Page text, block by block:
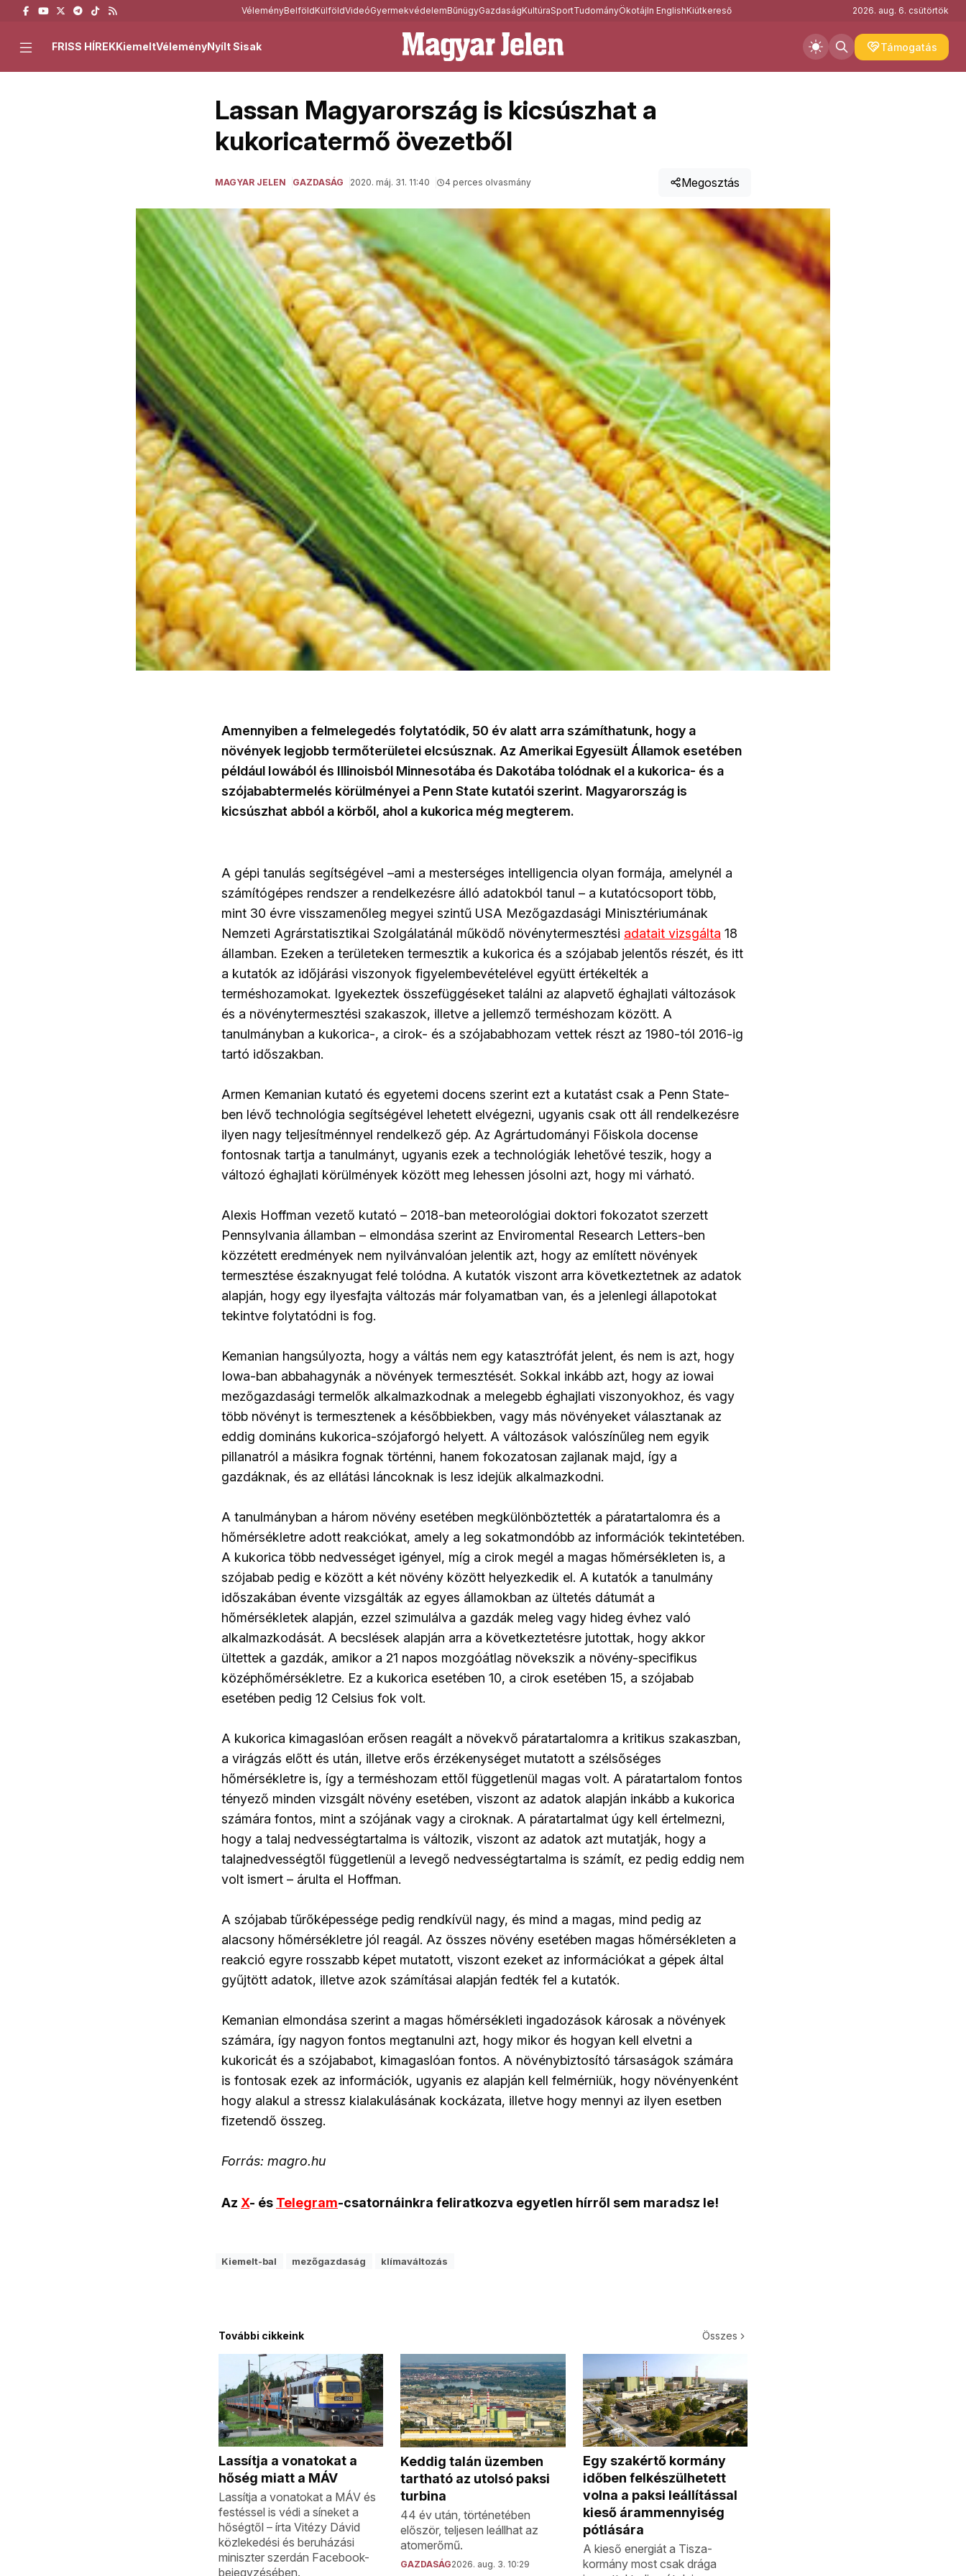
VéleményBelföldKülföldVideóGyermekvédelemBűnügyGazdaságKultúraSportTudományÖkotájIn EnglishKiútkereső 2026. aug. 6. csütörtök
Támogatás
FRISS HÍREKKiemeltVéleményNyílt Sisak
Lassan Magyarország is kicsúszhat a
kukoricatermő övezetből
MAGYAR JELEN GAZDASÁG 2020. máj. 31. 11:40 4 perces olvasmány Megosztás
Amennyiben a felmelegedés folytatódik, 50 év alatt arra számíthatunk, hogy a
növények legjobb termőterületei elcsúsznak. Az Amerikai Egyesült Államok esetében
például Iowából és Illinoisból Minnesotába és Dakotába tolódnak el a kukorica- és a
szójababtermelés körülményei a Penn State kutatói szerint. Magyarország is
kicsúszhat abból a körből, ahol a kukorica még megterem.
A gépi tanulás segítségével –ami a mesterséges intelligencia olyan formája, amelynél a
számítógépes rendszer a rendelkezésre álló adatokból tanul – a kutatócsoport több,
mint 30 évre visszamenőleg megyei szintű USA Mezőgazdasági Minisztériumának
Nemzeti Agrárstatisztikai Szolgálatánál működő növénytermesztési adatait vizsgálta 18
államban. Ezeken a területeken termesztik a kukorica és a szójabab jelentős részét, és itt
a kutatók az időjárási viszonyok figyelembevételével együtt értékelték a
terméshozamokat. Igyekeztek összefüggéseket találni az alapvető éghajlati változások
és a növénytermesztési szakaszok, illetve a jellemző terméshozam között. A
tanulmányban a kukorica-, a cirok- és a szójababhozam vettek részt az 1980-tól 2016-ig
tartó időszakban.
Armen Kemanian kutató és egyetemi docens szerint ezt a kutatást csak a Penn State-
ben lévő technológia segítségével lehetett elvégezni, ugyanis csak ott áll rendelkezésre
ilyen nagy teljesítménnyel rendelkező gép. Az Agrártudományi Főiskola docense
fontosnak tartja a tanulmányt, ugyanis ezek a technológiák lehetővé teszik, hogy a
változó éghajlati körülmények között meg lehessen jósolni azt, hogy mi várható.
Alexis Hoffman vezető kutató – 2018-ban meteorológiai doktori fokozatot szerzett
Pennsylvania államban – elmondása szerint az Enviromental Research Letters-ben
közzétett eredmények nem nyilvánvalóan jelentik azt, hogy az említett növények
termesztése északnyugat felé tolódna. A kutatók viszont arra következtetnek az adatok
alapján, hogy egy ilyesfajta változás már folyamatban van, és a jelenlegi állapotokat
tekintve folytatódni is fog.
Kemanian hangsúlyozta, hogy a váltás nem egy katasztrófát jelent, és nem is azt, hogy
Iowa-ban abbahagynák a növények termesztését. Sokkal inkább azt, hogy az iowai
mezőgazdasági termelők alkalmazkodnak a melegebb éghajlati viszonyokhoz, és vagy
több növényt is termesztenek a későbbiekben, vagy más növényeket választanak az
eddig domináns kukorica-szójaforgó helyett. A változások valószínűleg nem egyik
pillanatról a másikra fognak történni, hanem fokozatosan zajlanak majd, így a
gazdáknak, és az ellátási láncoknak is lesz idejük alkalmazkodni.
A tanulmányban a három növény esetében megkülönböztették a páratartalomra és a
hőmérsékletre adott reakciókat, amely a leg sokatmondóbb az információk tekintetében.
A kukorica több nedvességet igényel, míg a cirok megél a magas hőmérsékleten is, a
szójabab pedig e között a két növény között helyezkedik el. A kutatók a tanulmány
időszakában évente vizsgálták az egyes államokban az ültetés dátumát a
hőmérsékletek alapján, ezzel szimulálva a gazdák meleg vagy hideg évhez való
alkalmazkodását. A becslések alapján arra a következtetésre jutottak, hogy akkor
ültettek a gazdák, amikor a 21 napos mozgóátlag növekszik a növény-specifikus
középhőmérsékletre. Ez a kukorica esetében 10, a cirok esetében 15, a szójabab
esetében pedig 12 Celsius fok volt.
A kukorica kimagaslóan erősen reagált a növekvő páratartalomra a kritikus szakaszban,
a virágzás előtt és után, illetve erős érzékenységet mutatott a szélsőséges
hőmérsékletre is, így a terméshozam ettől függetlenül magas volt. A páratartalom fontos
tényező minden vizsgált növény esetében, viszont az adatok alapján inkább a kukorica
számára fontos, mint a szójának vagy a ciroknak. A páratartalmat úgy kell értelmezni,
hogy a talaj nedvességtartalma is változik, viszont az adatok azt mutatják, hogy a
talajnedvességtől függetlenül a levegő nedvességtartalma is számít, ez pedig eddig nem
volt ismert – árulta el Hoffman.
A szójabab tűrőképessége pedig rendkívül nagy, és mind a magas, mind pedig az
alacsony hőmérsékletre jól reagál. Az összes növény esetében magas hőmérsékleten a
reakció egyre rosszabb képet mutatott, viszont ezeket az információkat a gépek által
gyűjtött adatok, illetve azok számításai alapján fedték fel a kutatók.
Kemanian elmondása szerint a magas hőmérsékleti ingadozások károsak a növények
számára, így nagyon fontos megtanulni azt, hogy mikor és hogyan kell elvetni a
kukoricát és a szójababot, kimagaslóan fontos. A növénybiztosító társaságok számára
is fontosak ezek az információk, ugyanis ez alapján kell felmérniük, hogy növényenként
hogy alakul a stressz kialakulásának kockázata, illetve hogy mennyi az ilyen esetben
fizetendő összeg.
Forrás: magro.hu
Az X- és Telegram-csatornáinkra feliratkozva egyetlen hírről sem maradsz le!
Kiemelt-bal mezőgazdaság klímaváltozás
További cikkeink Összes
Lassítja a vonatokat a
hőség miatt a MÁV
Lassítja a vonatokat a MÁV és
festéssel is védi a síneket a
hőségtől – írta Vitézy Dávid
közlekedési és beruházási
miniszter szerdán Facebook-
bejegyzésében.
Keddig talán üzemben
tartható az utolsó paksi
turbina
44 év után, történetében
először, teljesen leállhat az
atomerőmű.
GAZDASÁG2026. aug. 3. 10:29
Egy szakértő kormány
időben felkészülhetett
volna a paksi leállítással
kieső árammennyiség
pótlására
A kieső energiát a Tisza-
kormány most csak drága